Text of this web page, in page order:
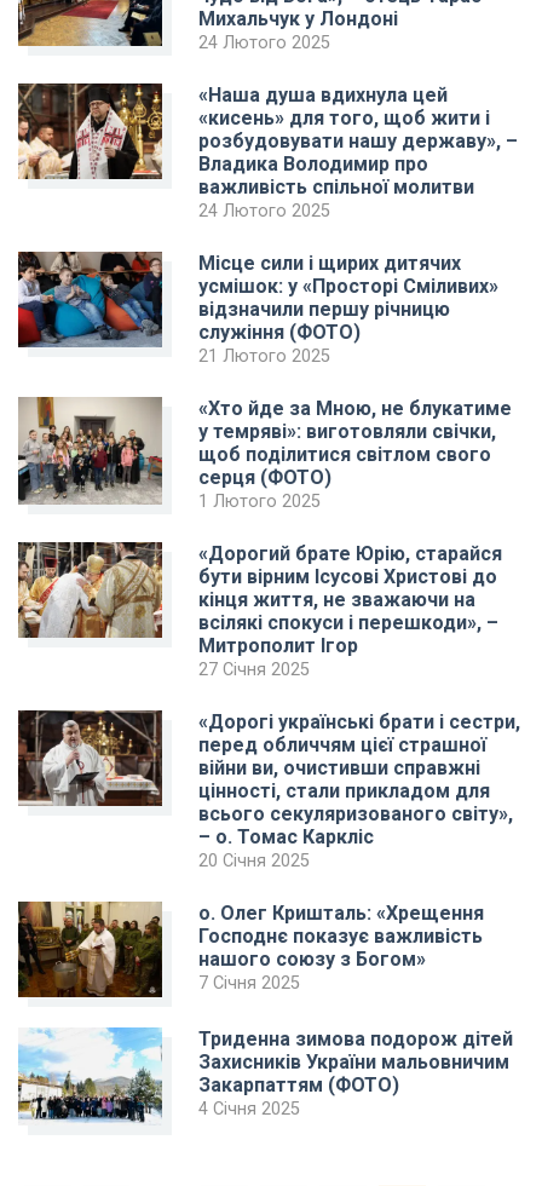
Михальчук у Лондоні
24 Лютого 2025
«Наша душа вдихнула цей
«кисень» для того, щоб жити і
розбудовувати нашу державу», –
Владика Володимир про
важливість спільної молитви
24 Лютого 2025
Місце сили і щирих дитячих
усмішок: у «Просторі Сміливих»
відзначили першу річницю
служіння (ФОТО)
21 Лютого 2025
«Хто йде за Мною, не блукатиме
у темряві»: виготовляли свічки,
щоб поділитися світлом свого
серця (ФОТО)
1 Лютого 2025
«Дорогий брате Юрію, старайся
бути вірним Ісусові Христові до
кінця життя, не зважаючи на
всілякі спокуси і перешкоди», –
Митрополит Ігор
27 Січня 2025
«Дорогі українські брати і сестри,
перед обличчям цієї страшної
війни ви, очистивши справжні
цінності, стали прикладом для
всього секуляризованого світу»,
– о. Томас Каркліс
20 Січня 2025
о. Олег Кришталь: «Хрещення
Господнє показує важливість
нашого союзу з Богом»
7 Січня 2025
Триденна зимова подорож дітей
Захисників України мальовничим
Закарпаттям (ФОТО)
4 Січня 2025